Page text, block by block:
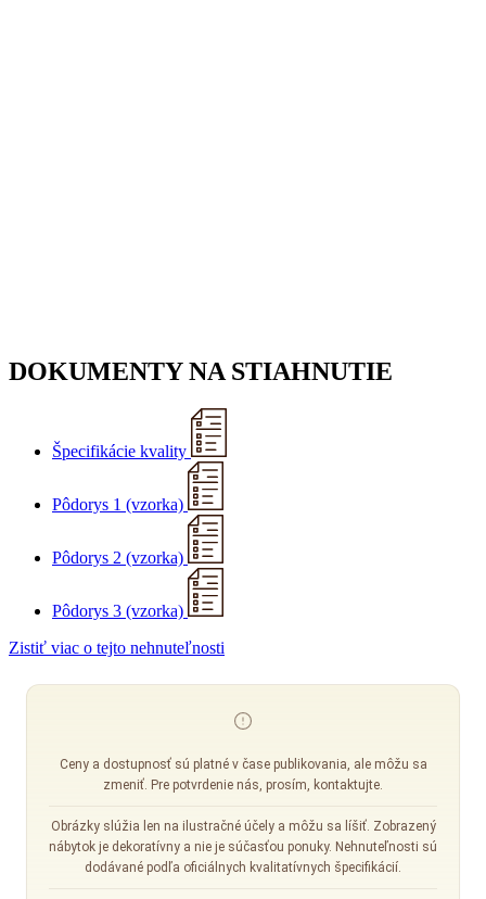
DOKUMENTY NA STIAHNUTIE
Špecifikácie kvality
Pôdorys 1 (vzorka)
Pôdorys 2 (vzorka)
Pôdorys 3 (vzorka)
Zistiť viac o tejto nehnuteľnosti
Ceny a dostupnosť sú platné v čase publikovania, ale môžu sa
zmeniť. Pre potvrdenie nás, prosím, kontaktujte.
Obrázky slúžia len na ilustračné účely a môžu sa líšiť. Zobrazený
nábytok je dekoratívny a nie je súčasťou ponuky. Nehnuteľnosti sú
dodávané podľa oficiálnych kvalitatívnych špecifikácií.